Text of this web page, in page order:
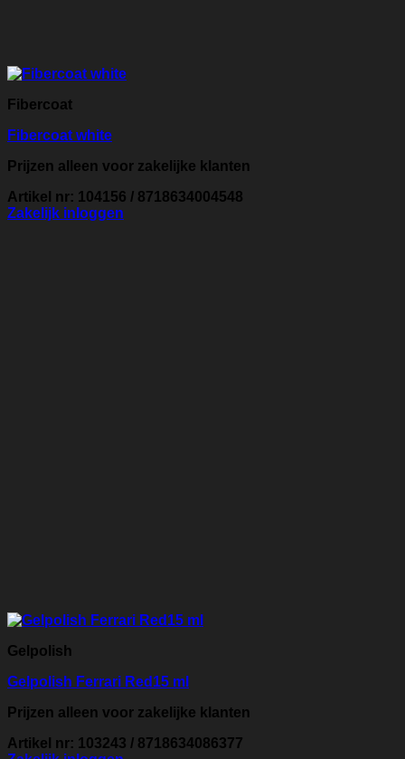
Fibercoat
Fibercoat white
Prijzen alleen voor zakelijke klanten
Artikel nr: 104156 / 8718634004548
Zakelijk inloggen
Gelpolish
Gelpolish Ferrari Red15 ml
Prijzen alleen voor zakelijke klanten
Artikel nr: 103243 / 8718634086377